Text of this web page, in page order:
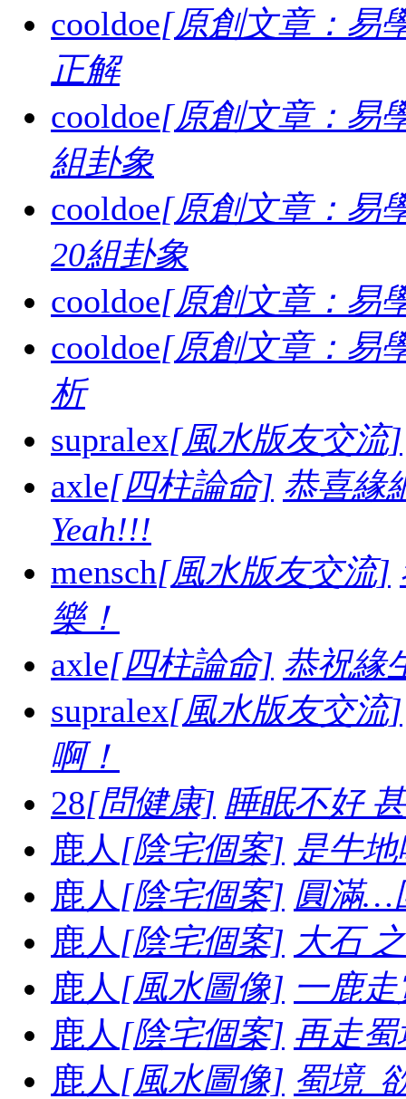
cooldoe[原創文章：易
正解
cooldoe[原創文章：易
組卦象
cooldoe[原創文章：易
20組卦象
cooldoe[原創文章：易
cooldoe[原創文章：易
析
supralex[風水版友交流]
axle[四柱論命] 恭喜緣
Yeah!!!
mensch[風水版友交流]
樂！
axle[四柱論命] 恭祝緣
supralex[風水版友交流]
啊！
28[問健康] 睡眠不好
鹿人 [陰宅個案] 是牛
鹿人 [陰宅個案] 圓滿…
鹿人 [陰宅個案] 大石
鹿人 [風水圖像] 一鹿
鹿人 [陰宅個案] 再走
鹿人 [風水圖像] 蜀境_